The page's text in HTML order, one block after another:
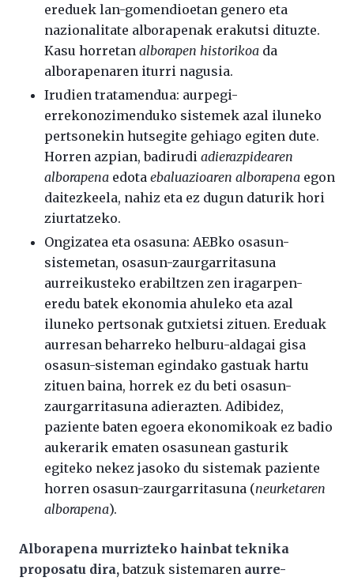
ereduek lan-gomendioetan genero eta
nazionalitate alborapenak erakutsi dituzte.
Kasu horretan alborapen historikoa da
alborapenaren iturri nagusia.
Irudien tratamendua: aurpegi-
errekonozimenduko sistemek azal iluneko
pertsonekin hutsegite gehiago egiten dute.
Horren azpian, badirudi adierazpidearen
alborapena edota ebaluazioaren alborapena egon
daitezkeela, nahiz eta ez dugun daturik hori
ziurtatzeko.
Ongizatea eta osasuna: AEBko osasun-
sistemetan, osasun-zaurgarritasuna
aurreikusteko erabiltzen zen iragarpen-
eredu batek ekonomia ahuleko eta azal
iluneko pertsonak gutxietsi zituen. Ereduak
aurresan beharreko helburu-aldagai gisa
osasun-sisteman egindako gastuak hartu
zituen baina, horrek ez du beti osasun-
zaurgarritasuna adierazten. Adibidez,
paziente baten egoera ekonomikoak ez badio
aukerarik ematen osasunean gasturik
egiteko nekez jasoko du sistemak paziente
horren osasun-zaurgarritasuna (neurketaren
alborapena).
Alborapena murrizteko hainbat teknika
proposatu dira,batzuk sistemaren aurre-